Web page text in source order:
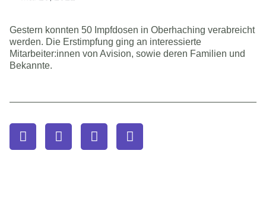
Gestern konnten 50 Impfdosen in Oberhaching verabreicht
werden. Die Erstimpfung ging an interessierte
Mitarbeiter:innen von Avision, sowie deren Familien und
Bekannte.